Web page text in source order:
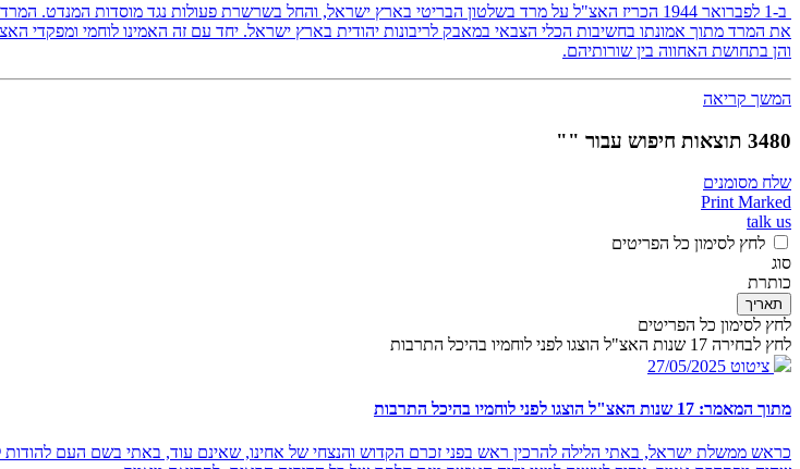
ב-1 לפברואר 1944 הכריז האצ"ל על מרד בשלטון הבריטי בארץ ישראל, והחל בשרשרת פעולות נגד מוסדות
את המרד מתוך אמונתו בחשיבות הכלי הצבאי במאבק לריבונות יהודית בארץ ישראל. יחד עם זה האמינו לוחמי ומפקדי
והן בתחושת האחווה בין שורותיהם.
המשך קריאה
3480 תוצאות חיפוש עבור ""
שלח מסומנים
Print Marked
talk us
לחץ לסימון כל הפריטים
סוג
כותרת
תאריך
לחץ לסימון כל הפריטים
לחץ לבחירה 17 שנות האצ"ל הוצגו לפני לוחמיו בהיכל התרבות
ציטוט 27/05/2025
מתוך המאמר: 17 שנות האצ"ל הוצגו לפני לוחמיו בהיכל התרבות
כראש ממשלת ישראל, באתי הלילה להרכין ראש בפני זכרם הקדוש והנצחי של אחינו, שאינם עוד, באתי בשם העם